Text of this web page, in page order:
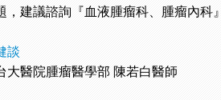
，建議諮詢『血液腫瘤科、腫瘤內科』
談
大醫院腫瘤醫學部 陳若白醫師